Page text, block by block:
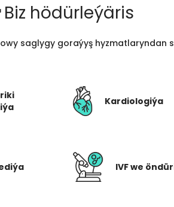
Biz hödürleýäris
saglygy goraýyş
Kardiologiýa
IVF we